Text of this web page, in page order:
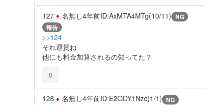
127 名無し4年前ID:AxMTA4MTg(10/11) NG
報告
>>124
それ運賃ね
他にも料金加算されるの知ってた？
0
128 名無し4年前ID:E2ODY1Nzc(1/1) NG